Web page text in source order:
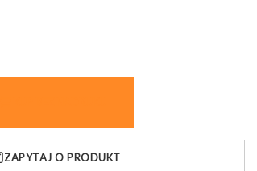
ZAPYTAJ O PRODUKT